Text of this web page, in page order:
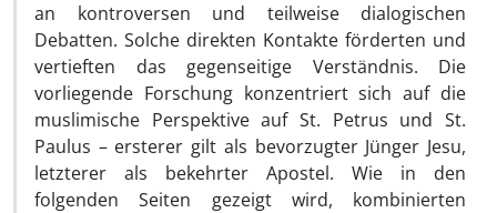
an kontroversen und teilweise dialogischen
Debatten. Solche direkten Kontakte förderten und
vertieften das gegenseitige Verständnis. Die
vorliegende Forschung konzentriert sich auf die
muslimische Perspektive auf St. Petrus und St.
Paulus – ersterer gilt als bevorzugter Jünger Jesu,
letzterer als bekehrter Apostel. Wie in den
folgenden Seiten gezeigt wird, kombinierten